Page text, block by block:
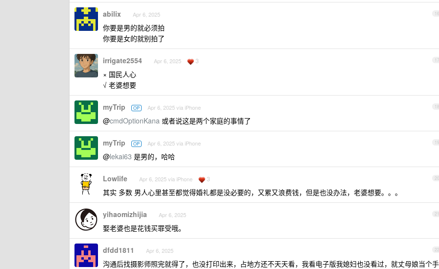
16
abilix Apr 6, 2025
你要是男的就必须拍
你要是女的就别拍了
17
irrigate2554 Apr 6, 2025 3
× 国民人心
√ 老婆想要
18
myTrip OP Apr 6, 2025 via iPhone
@cmdOptionKana 或者说这是两个家庭的事情了
19
myTrip OP Apr 6, 2025 via iPhone
@lekai63 是男的，哈哈
20
Lowlife Apr 6, 2025 via iPhone 3
其实 多数 男人心里甚至都觉得婚礼都是没必要的，又累又浪费钱，但是也没办法，老婆想要。。。
21
yihaomizhijia Apr 6, 2025
娶老婆也是花钱买罪受哦。
22
dfdd1811 Apr 6, 2025
沟通后找摄影师照完就得了，也没打印出来，占地方还不天天看，我看电子版我媳妇也没看过，就丈母娘当个手